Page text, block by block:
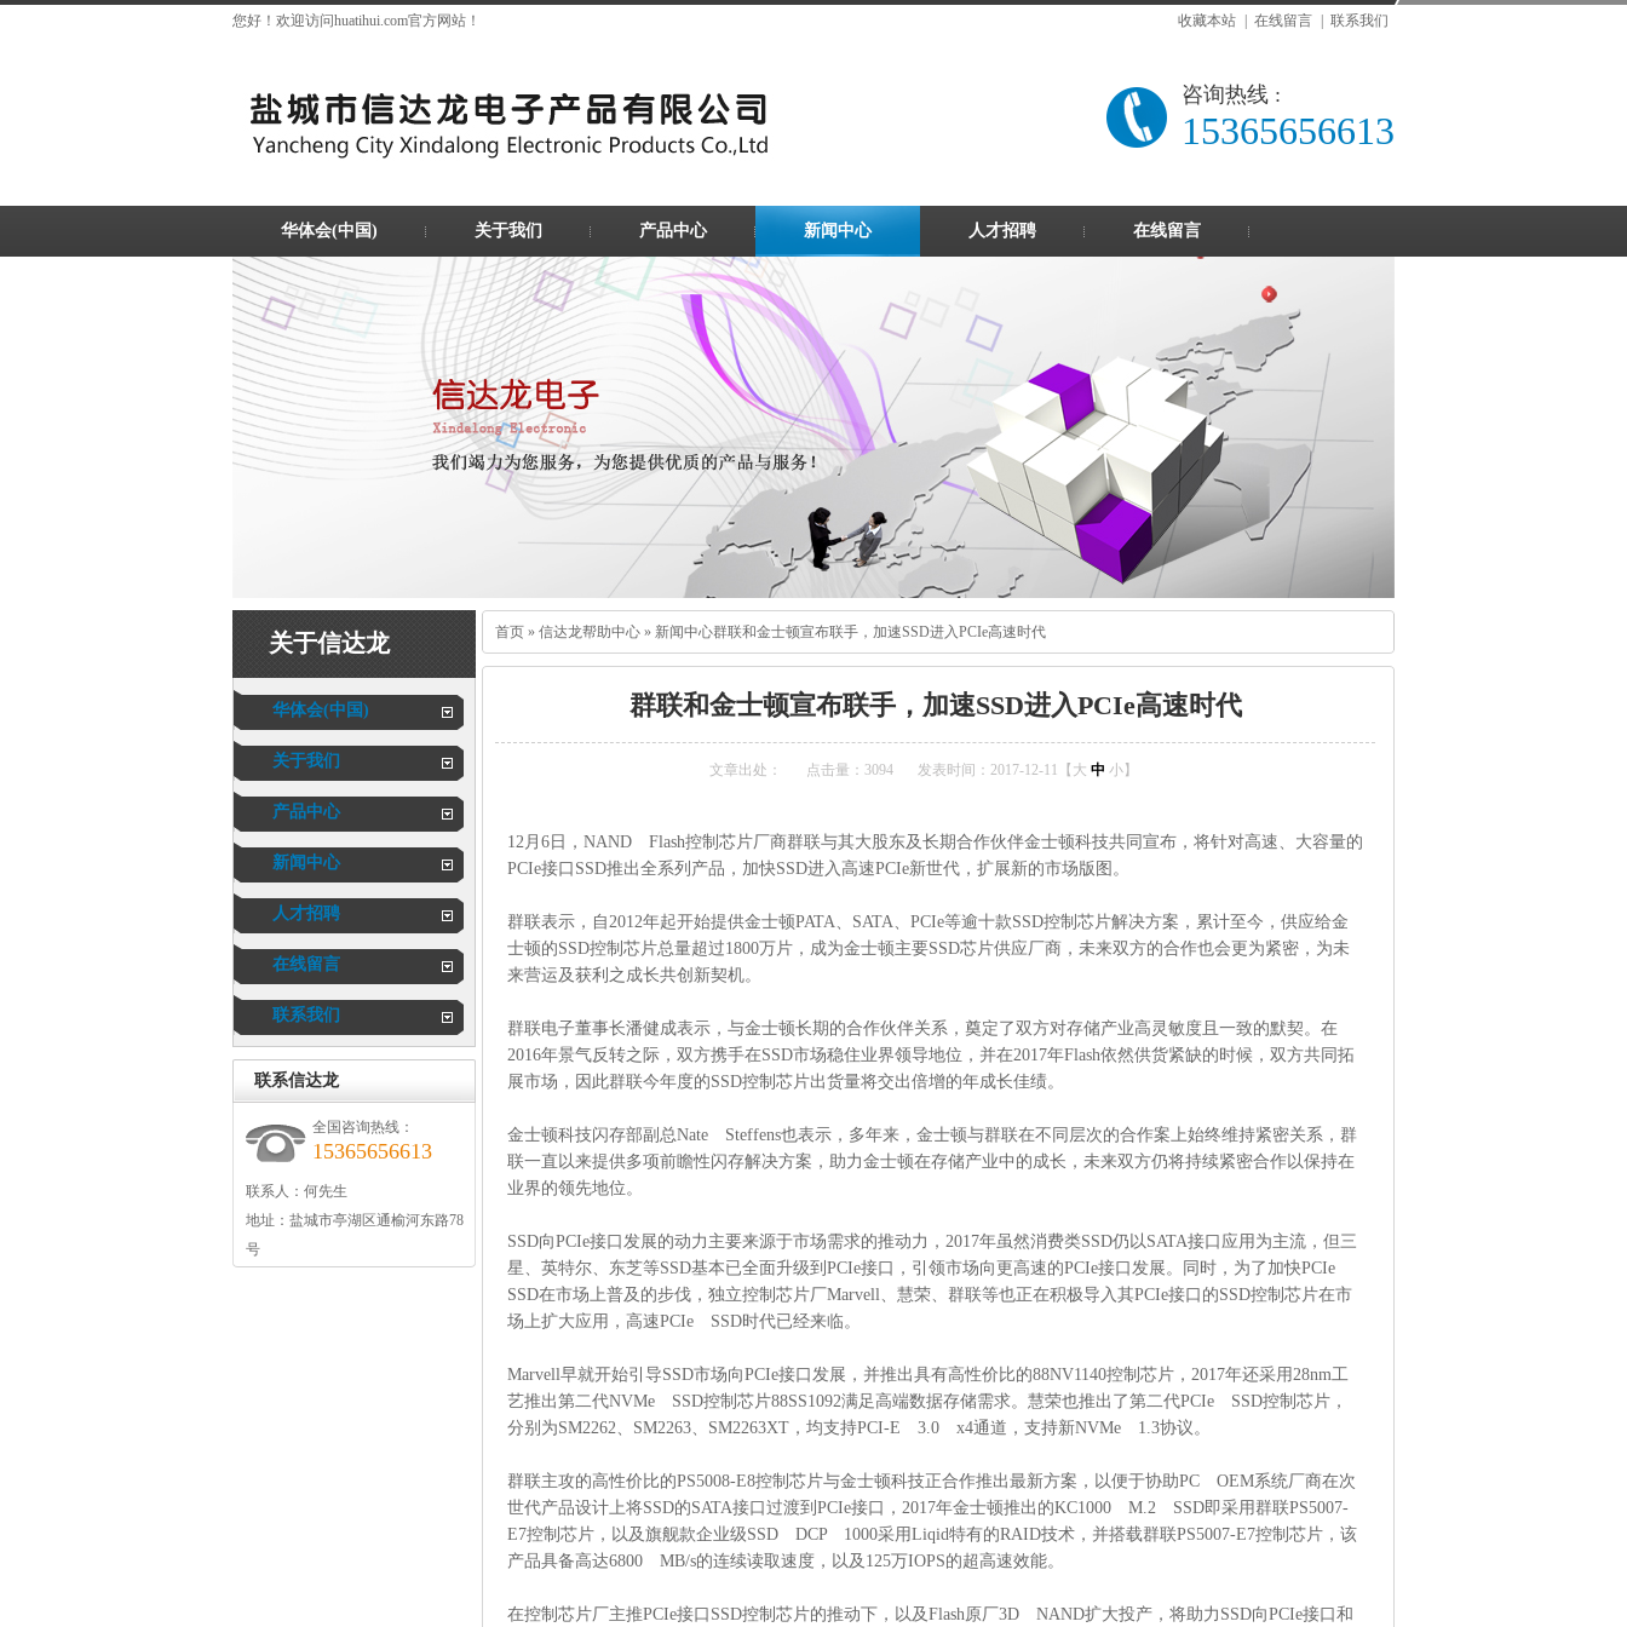
您好！欢迎访问huatihui.com官方网站！ 收藏本站 在线留言 联系我们
咨询热线 :
15365656613
华体会(中国) 关于我们 产品中心 新闻中心 人才招聘 在线留言
联系我们
关于信达龙
华体会(中国)
关于我们
产品中心
新闻中心
人才招聘
在线留言
联系我们
联系信达龙
全国咨询热线：
15365656613
联系人： 何先生
地址： 盐城市亭湖区通榆河东路78
号
首页 » 信达龙帮助中心 » 新闻中心群联和金士顿宣布联手，加速SSD进入PCIe高速时代
群联和金士顿宣布联手，加速SSD进入PCIe高速时代
文章出处： 点击量：3094 发表时间：2017-12-11【 大 中 小】
12月6日，NAND Flash控制芯片厂商群联与其大股东及长期合作伙伴金士顿科技共同宣布，将针对高速、大容量的
PCIe接口SSD推出全系列产品，加快SSD进入高速PCIe新世代，扩展新的市场版图。
群联表示，自2012年起开始提供金士顿PATA、SATA、PCIe等逾十款SSD控制芯片解决方案，累计至今，供应给金
士顿的SSD控制芯片总量超过1800万片，成为金士顿主要SSD芯片供应厂商，未来双方的合作也会更为紧密，为未
来营运及获利之成长共创新契机。
群联电子董事长潘健成表示，与金士顿长期的合作伙伴关系，奠定了双方对存储产业高灵敏度且一致的默契。在
2016年景气反转之际，双方携手在SSD市场稳住业界领导地位，并在2017年Flash依然供货紧缺的时候，双方共同拓
展市场，因此群联今年度的SSD控制芯片出货量将交出倍增的年成长佳绩。
金士顿科技闪存部副总Nate Steffens也表示，多年来，金士顿与群联在不同层次的合作案上始终维持紧密关系，群
联一直以来提供多项前瞻性闪存解决方案，助力金士顿在存储产业中的成长，未来双方仍将持续紧密合作以保持在
业界的领先地位。
SSD向PCIe接口发展的动力主要来源于市场需求的推动力，2017年虽然消费类SSD仍以SATA接口应用为主流，但三
星、英特尔、东芝等SSD基本已全面升级到PCIe接口，引领市场向更高速的PCIe接口发展。同时，为了加快PCIe
SSD在市场上普及的步伐，独立控制芯片厂Marvell、慧荣、群联等也正在积极导入其PCIe接口的SSD控制芯片在市
场上扩大应用，高速PCIe SSD时代已经来临。
Marvell早就开始引导SSD市场向PCIe接口发展，并推出具有高性价比的88NV1140控制芯片，2017年还采用28nm工
艺推出第二代NVMe SSD控制芯片88SS1092满足高端数据存储需求。慧荣也推出了第二代PCIe SSD控制芯片，
分别为SM2262、SM2263、SM2263XT，均支持PCI-E 3.0 x4通道，支持新NVMe 1.3协议。
群联主攻的高性价比的PS5008-E8控制芯片与金士顿科技正合作推出最新方案，以便于协助PC OEM系统厂商在次
世代产品设计上将SSD的SATA接口过渡到PCIe接口，2017年金士顿推出的KC1000 M.2 SSD即采用群联PS5007-
E7控制芯片，以及旗舰款企业级SSD DCP 1000采用Liqid特有的RAID技术，并搭载群联PS5007-E7控制芯片，该
产品具备高达6800 MB/s的连续读取速度，以及125万IOPS的超高速效能。
在控制芯片厂主推PCIe接口SSD控制芯片的推动下，以及Flash原厂3D NAND扩大投产，将助力SSD向PCIe接口和